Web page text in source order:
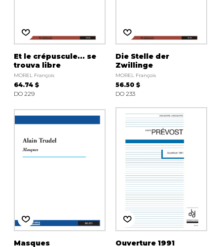
Et le crépuscule... se
trouva libre
MOREL François
64.74 $
DO 229
Die Stelle der
Zwillinge
MOREL François
56.50 $
DO 233
Masques Ouverture 1991